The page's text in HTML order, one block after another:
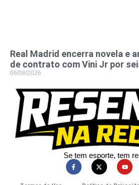
Real Madrid encerra novela e
de contrato com Vini Jr por
06/08/2026
Se tem esporte, tem